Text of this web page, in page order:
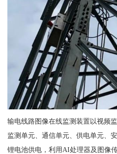
输电线路图像在线监测装置以视频
监测单元、通信单元、供电单元、
锂电池供电，利用AI处理器及图像